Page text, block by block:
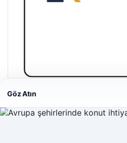
Enes Kaplan Avukatlık Bürosu
28/04/2026
Göz Atın